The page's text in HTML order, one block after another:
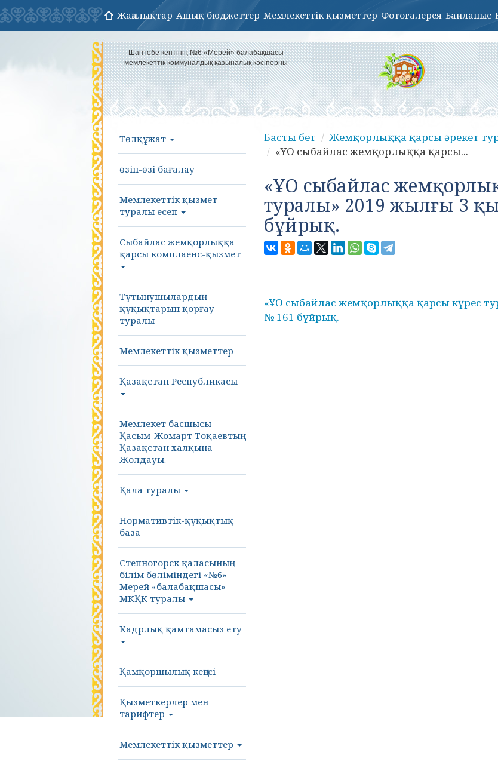
Жаңалықтар Ашық бюджеттер Мемлекеттік қызметтер Фотогалерея Байланыс
Шантобе кентінің №6 «Мерей» балабақшасы
мемлекеттік коммуналдық қазыналық кәсіпорны
Төлқұжат
өзін-өзі бағалау
Мемлекеттік қызмет
туралы есеп
Сыбайлас жемқорлыққа
қарсы комплаенс-қызмет
Тұтынушылардың
құқықтарын қорғау
туралы
Мемлекеттік қызметтер
Қазақстан Республикасы
Мемлекет басшысы
Қасым-Жомарт Тоқаевтың
Қазақстан халқына
Жолдауы.
Қала туралы
Нормативтік-құқықтық
база
Степногорск қаласының
білім бөліміндегі «№6»
Мерей «балабақшасы»
МКҚК туралы
Кадрлық қамтамасыз ету
Қамқоршылық кеңесі
Қызметкерлер мен
тарифтер
Мемлекеттік қызметтер
Басты бет
Жемқорлыққа қарсы әрекет
«ҰО сыбайлас жемқорлыққа қарсы...
«ҰО сыбайлас
туралы» 2019 жылғы 3
бұйрық.
«ҰО сыбайлас жемқорлыққа қарсы күрес
№ 161 бұйрық.